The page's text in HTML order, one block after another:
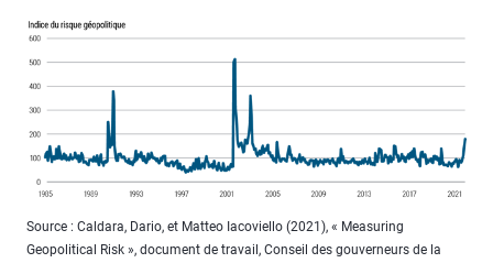
Source : Caldara, Dario, et Matteo Iacoviello (2021), « Measuring
Geopolitical Risk », document de travail, Conseil des gouverneurs de la